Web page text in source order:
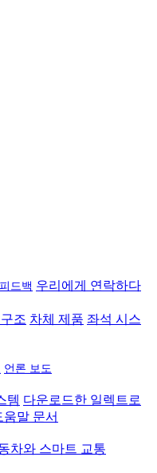
드백 우리에게 연락하다
조 차체 제품 좌석 시스
언론 보도
템 다운로드한 일렉트로
움말 문서
차와 스마트 교통